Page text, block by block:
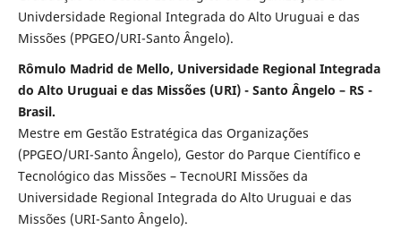
Univdersidade Regional Integrada do Alto Uruguai e das
Missões (PPGEO/URI-Santo Ângelo).
Rômulo Madrid de Mello, Universidade Regional Integrada
do Alto Uruguai e das Missões (URI) - Santo Ângelo – RS -
Brasil.
Mestre em Gestão Estratégica das Organizações
(PPGEO/URI-Santo Ângelo), Gestor do Parque Científico e
Tecnológico das Missões – TecnoURI Missões da
Universidade Regional Integrada do Alto Uruguai e das
Missões (URI-Santo Ângelo).